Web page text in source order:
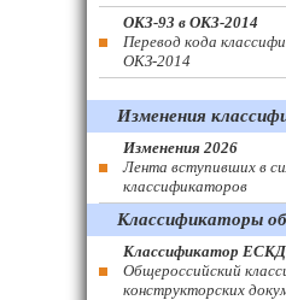
ОКЗ-93 в ОКЗ-2014
Перевод кода
ОКЗ-2014
Изменения
Изменения 2026
Лента вступивших в
классификаторов
Классификаторы
Классификатор ЕСКД
Общероссийский
конструкторских